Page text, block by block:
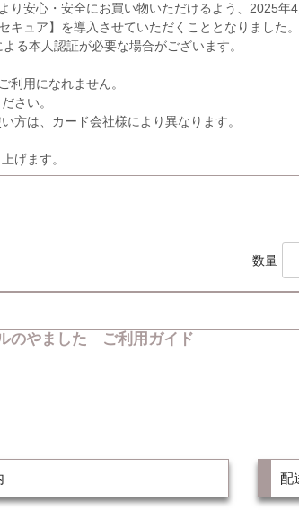
り安心・安全にお買い物いただけるよう、2025年
キュア】を導入させていただくこととなりました。
る本人認証が必要な場合がございます。
用になれません。
さい。
方は、カード会社様により異なります。
げます。
数量
のやました ご利用ガイド
配